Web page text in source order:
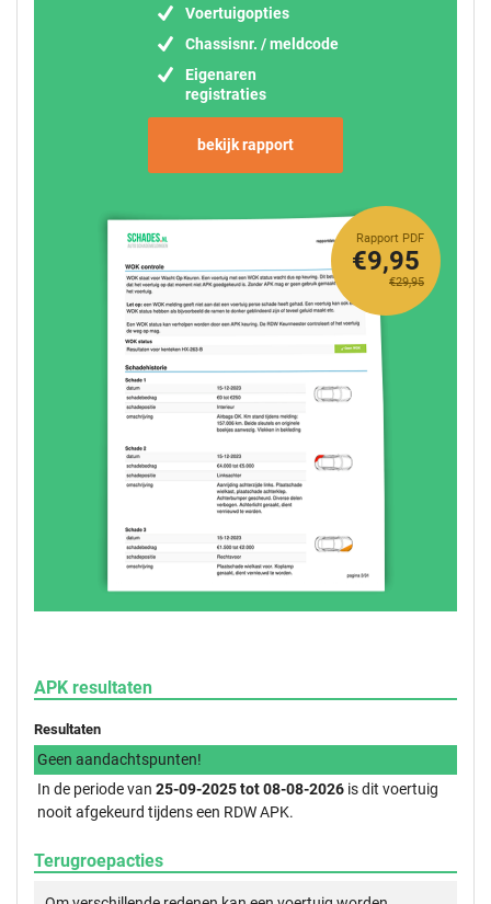
Voertuigopties
Chassisnr. / meldcode
Eigenaren
registraties
bekijk rapport
Rapport PDF
€29,95
€9,95
APK resultaten
Resultaten
Geen aandachtspunten!
In de periode van 25-09-2025 tot 08-08-2026 is dit voertuig
nooit afgekeurd tijdens een RDW APK.
Terugroepacties